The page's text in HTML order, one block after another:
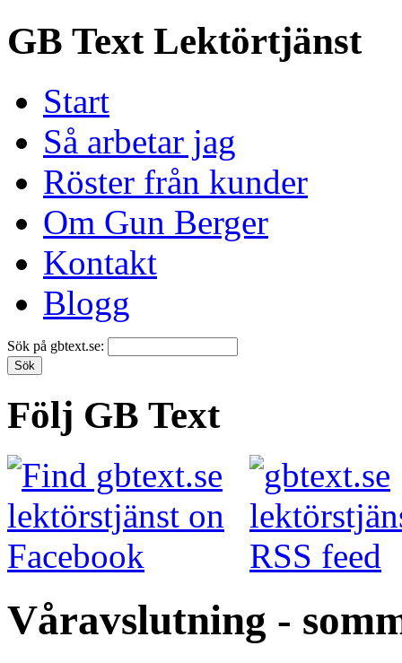
GB Text Lektörtjänst
Start
Så arbetar jag
Röster från kunder
Om Gun Berger
Kontakt
Blogg
Sök på gbtext.se:
Följ GB Text
Våravslutning -